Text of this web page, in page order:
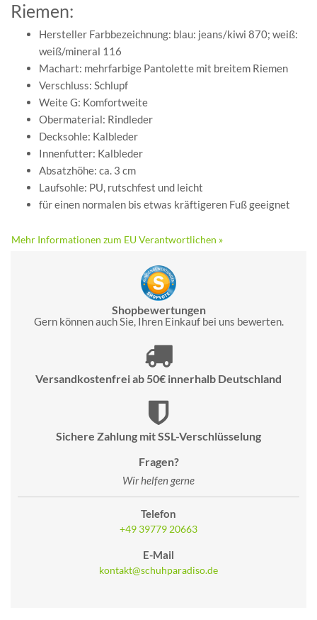
Riemen:
Hersteller Farbbezeichnung: blau: jeans/kiwi 870; weiß:
weiß/mineral 116
Machart: mehrfarbige Pantolette mit breitem Riemen
Verschluss: Schlupf
Weite G: Komfortweite
Obermaterial: Rindleder
Decksohle: Kalbleder
Innenfutter: Kalbleder
Absatzhöhe: ca. 3 cm
Laufsohle: PU, rutschfest und leicht
für einen normalen bis etwas kräftigeren Fuß geeignet
Mehr Informationen zum EU Verantwortlichen »
Shopbewertungen
Gern können auch Sie, Ihren Einkauf bei uns bewerten.
Versandkostenfrei ab 50€ innerhalb Deutschland
Sichere Zahlung mit SSL-Verschlüsselung
Fragen?
Wir helfen gerne
Telefon
+49 39779 20663
E-Mail
kontakt@schuhparadiso.de